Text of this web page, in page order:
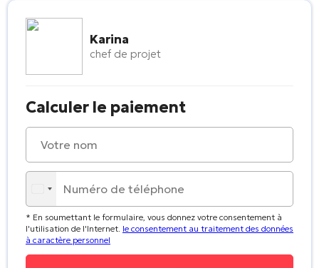
Karina
chef de projet
Calculer le paiement
* En soumettant le formulaire, vous donnez votre consentement à
l'utilisation de l'Internet. le consentement au traitement des données
à caractère personnel